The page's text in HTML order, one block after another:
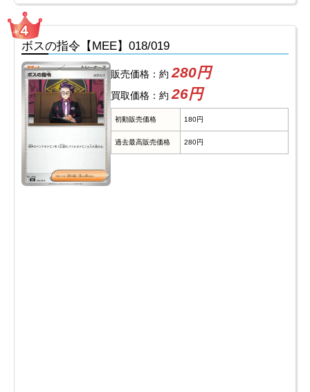
ボスの指令【MEE】018/019
販売価格：約280円
買取価格：約26円
初動販売価格 180円
過去最高販売価格 280円